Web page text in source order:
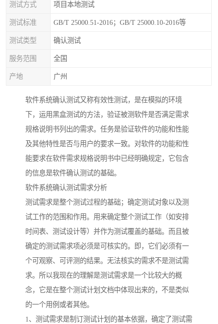
测试方式 项目本地测试
测试标准 GB/T 25000.51-2016；GB/T 25000.10-2016等
测试类型 确认测试
服务范围 全国
产地 广州
软件系统确认测试又称有效性测试，是在模拟的环境
下，运用黑盒测试的方法，验证被测软件是否满足需求
规格说明书列出的需求。任务是验证软件的功能和性能
及其他特性是否与用户的要求一致。对软件的功能和性
能要求在软件需求规格说明书中已经明确规定，它包含
的信息是软件确认测试的基础。
软件系统确认测试需求分析
测试需求是整个测试过程的基础；确定测试对象以及测
试工作的范围和作用。用来确定整个测试工作（如安排
时间表、测试设计等）并作为测试覆盖的基础。而且被
确定的测试需求项必须是可核实的。即，它们必须有一
个可观察、可评测的结果。无法核实的需求不是测试需
求。所以我现在的理解是测试需求是一个比较大的概
念，它是在整个测试计划文档中体现出来的，不是类似
的一个用例或者其他。
1、测试需求是制订测试计划的基本依据，确定了测试需